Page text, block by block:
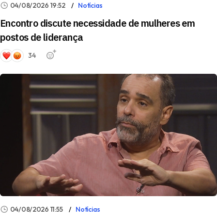
04/08/2026 19:52 Notícias
Encontro discute necessidade de mulheres em
postos de liderança
34
04/08/2026 11:55 Notícias